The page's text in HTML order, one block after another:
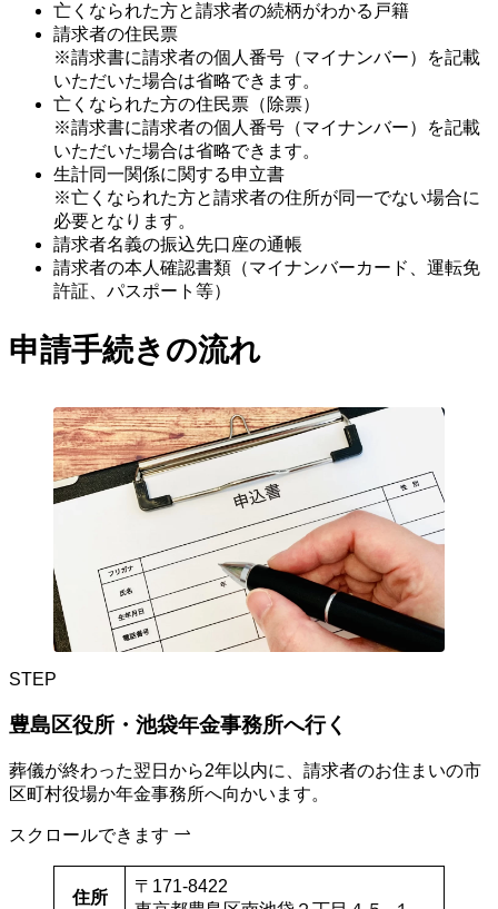
亡くなられた方と請求者の続柄がわかる戸籍
請求者の住民票
※請求書に請求者の個人番号（マイナンバー）を記載
いただいた場合は省略できます。
亡くなられた方の住民票（除票）
※請求書に請求者の個人番号（マイナンバー）を記載
いただいた場合は省略できます。
生計同一関係に関する申立書
※亡くなられた方と請求者の住所が同一でない場合に
必要となります。
請求者名義の振込先口座の通帳
請求者の本人確認書類（マイナンバーカード、運転免
許証、パスポート等）
申請手続きの流れ
STEP
豊島区役所・池袋年金事務所へ行く
葬儀が終わった翌日から2年以内に、請求者のお住まいの市
区町村役場か年金事務所へ向かいます。
スクロールできます
住所
〒171-8422